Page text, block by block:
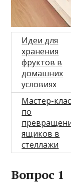
Идеи для
хранения
фруктов в
домашних
условиях
Мастер-
по
ящиков в
стеллажи
Вопрос 1